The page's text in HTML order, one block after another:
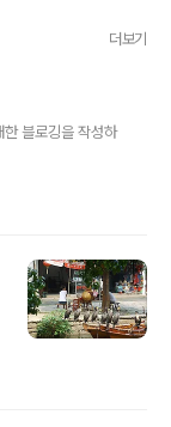
더보기
블로깅을 작성하